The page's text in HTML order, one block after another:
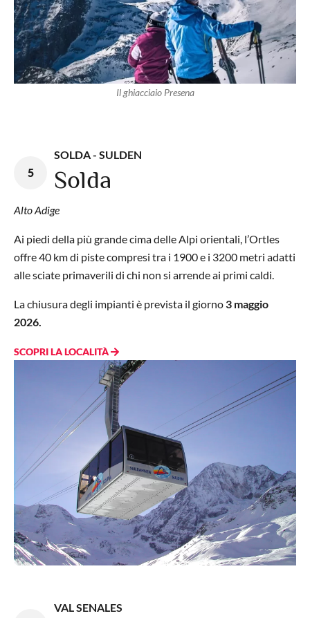
Il ghiacciaio Presena
5
SOLDA - SULDEN
Solda
Alto Adige
Ai piedi della più grande cima delle Alpi orientali, l’Ortles
offre 40 km di piste compresi tra i 1900 e i 3200 metri adatti
alle sciate primaverili di chi non si arrende ai primi caldi.
La chiusura degli impianti è prevista il giorno 3 maggio
2026.
SCOPRI LA LOCALITÀ
VAL SENALES